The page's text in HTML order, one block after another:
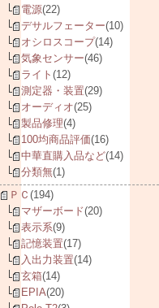
電源(22)
デサルフェーター(10)
オシロスコープ(14)
気象センサー(46)
ライト (12)
測定器・装置(29)
オーディオ(25)
製品修理(4)
100均商品評価(16)
中華直購入品など(14)
分類無(1)
ＰＣ (194)
マザーボード(20)
表示系(9)
記憶装置(17)
入出力装置(14)
玄箱(14)
EPIA(20)